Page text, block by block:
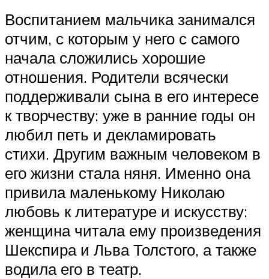
Воспитанием мальчика занимался
отчим, с которым у него с самого
начала сложились хорошие
отношения. Родители всячески
поддерживали сына в его интересе
к творчеству: уже в ранние годы он
любил петь и декламировать
стихи. Другим важным человеком в
его жизни стала няня. Именно она
привила маленькому Николаю
любовь к литературе и искусству:
женщина читала ему произведения
Шекспира и Льва Толстого, а также
водила его в театр.